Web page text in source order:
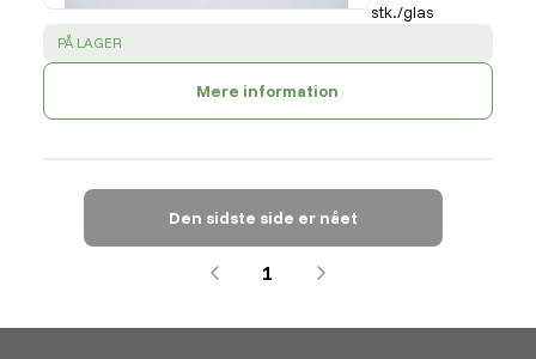
stk./glas
SUCCESS
PÅ LAGER
Mere information
Den sidste side er nået
1